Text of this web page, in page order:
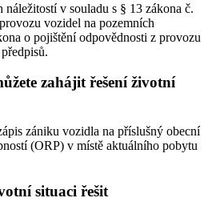
náležitostí v souladu s § 13 zákona č.
vozidel na pozemních
o pojištění odpovědnosti z provozu
zahájit řešení životní
zániku vozidla na příslušný obecní
(ORP) v místě aktuálního pobytu
situaci řešit